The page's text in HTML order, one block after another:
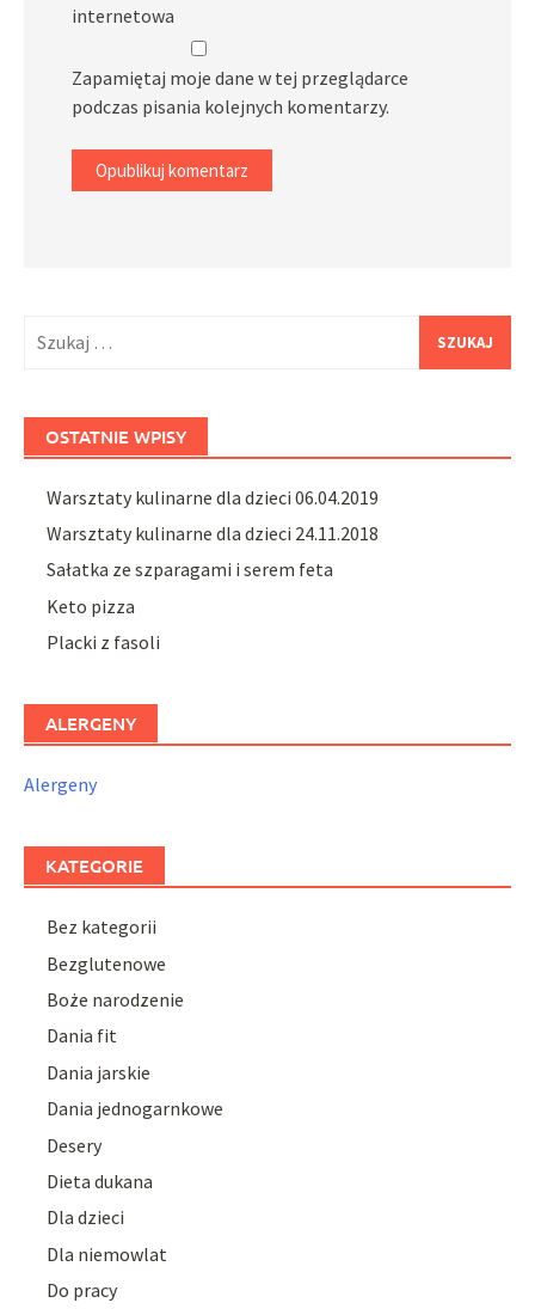
internetowa
Zapamiętaj moje dane w tej przeglądarce
podczas pisania kolejnych komentarzy.
OSTATNIE WPISY
Warsztaty kulinarne dla dzieci 06.04.2019
Warsztaty kulinarne dla dzieci 24.11.2018
Sałatka ze szparagami i serem feta
Keto pizza
Placki z fasoli
ALERGENY
Alergeny
KATEGORIE
Bez kategorii
Bezglutenowe
Boże narodzenie
Dania fit
Dania jarskie
Dania jednogarnkowe
Desery
Dieta dukana
Dla dzieci
Dla niemowlat
Do pracy